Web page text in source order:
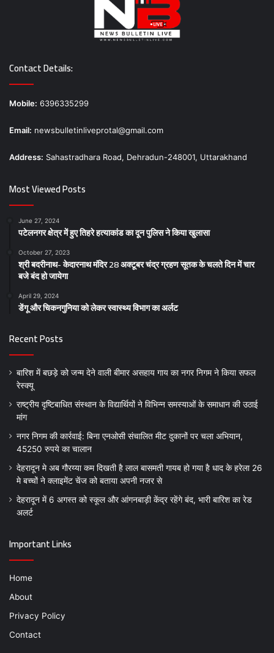
Contact Details:
Mobile: 6396335299
Email: newsbulletinliveprotal@gmail.com
Address: Sahastradhara Road, Dehradun-248001, Uttarakhand
Most Viewed Posts
June 27, 2024
पटेलनगर क्षेत्र में हुए तिहरे हत्याकांड का दून पुलिस ने किया खुलासा
October 27, 2023
श्री बदरीनाथ- केदारनाथ मंदिर 28 अक्टूबर चंद्र ग्रहण सूतक के चलते दिन में चार
बजे बंद हो जायेगा
April 29, 2024
डेंगू और चिकनगुनिया को लेकर स्वास्थ्य विभाग का अर्लट
Recent Posts
बारिश में बछड़े को जन्म देने वाली बीमार असहाय गाय का नगर निगम ने किया सफल
रेस्क्यू
राष्ट्रीय दृष्टिबाधित संस्थान के विद्यार्थियों ने विभिन्न समस्याओं के समाधान की उठाई
मांग
नगर निगम की कार्रवाई: बिना एनओसी संचालित मीट दुकानों पर चला अभियान,
45250 रुपये का चालान
देहरादून मे अब गौरय्या कम दिखती है लाल बासमती गायब हो गया है धाद के हरेला 26
मे बच्चों ने क्लाइमेंट चेंज को बताया अपनी नजर से
देहरादून में 6 अगस्त को स्कूल और आंगनबाड़ी केंद्र रहेंगे बंद, भारी बारिश का रेड
अलर्ट
Important Links
Home
About
Privacy Policy
Contact